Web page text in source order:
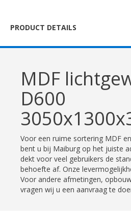
PRODUCT DETAILS
MDF
D600
Voor een ruime sortering MDF
bent u bij Maiburg op het juiste
dekt voor veel gebruikers de
behoefte af. Onze
Voor andere afmetingen,
vragen wij u een aanvraag te